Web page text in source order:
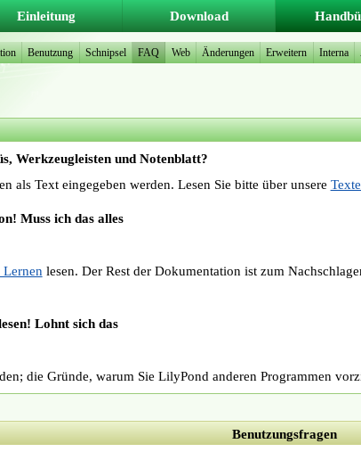
Werkzeugleisten und Notenblatt?
als Text eingegeben werden. Lesen Sie bitte über unsere
Muss ich das alles
lesen. Der Rest der Dokumentation ist zum
Lohnt sich das
die Gründe, warum Sie LilyPond anderen Programmen
Benutzungsfragen
Einleitung Download
Benutzung Schnipsel FAQ Web Änderungen Erweitern Interna